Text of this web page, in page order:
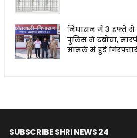
निघासन में 3 हफ्ते से
पुलिस ने दबोचा,
मामले में हुई
SUBSCRIBE SHRI NEWS 24